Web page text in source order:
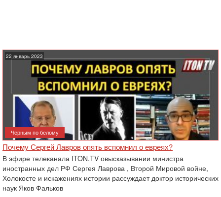
22 январь 2023
Черным по белому
Почему Сергей Лавров опять вспомнил о евреях?
В эфире телеканала ITON.TV овысказывании министра
иностранных дел РФ Сергея Лаврова , Второй Мировой войне,
Холокосте и искажениях истории рассуждает доктор исторических
наук Яков Фальков